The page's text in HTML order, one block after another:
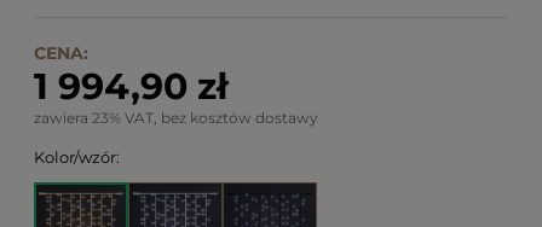
CENA:
1 994,90 zł
zawiera 23% VAT, bez kosztów dostawy
Kolor/wzór: